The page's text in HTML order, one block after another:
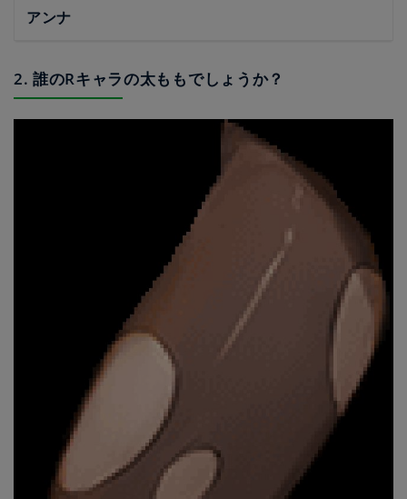
アンナ
2. 誰のRキャラの太ももでしょうか？